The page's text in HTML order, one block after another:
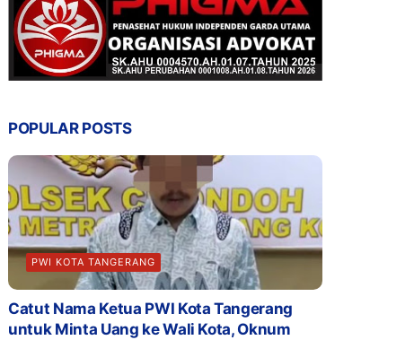
POPULAR POSTS
PWI KOTA TANGERANG
Catut Nama Ketua PWI Kota Tangerang
untuk Minta Uang ke Wali Kota, Oknum